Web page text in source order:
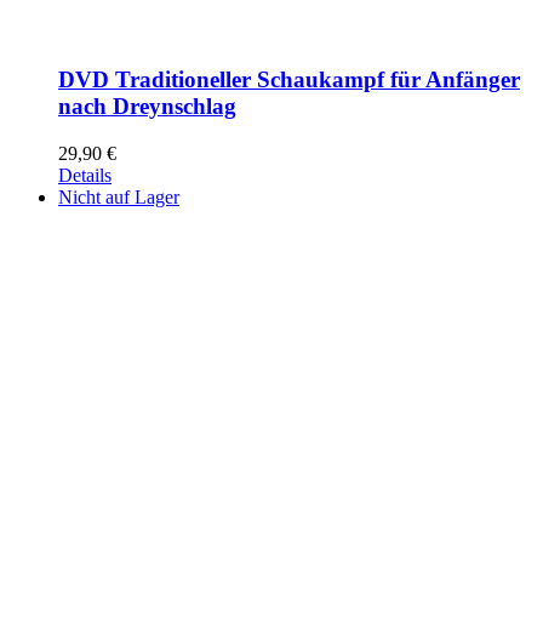
DVD Traditioneller Schaukampf für Anfänger
nach Dreynschlag
29,90 €
Details
Nicht auf Lager